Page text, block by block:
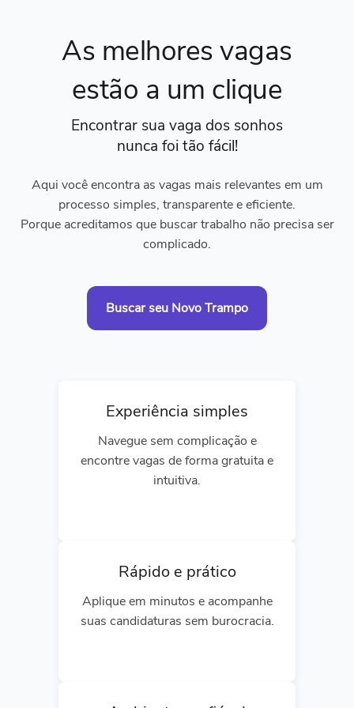
As melhores vagas
estão a um clique
Encontrar sua vaga dos sonhos
nunca foi tão fácil!
Aqui você encontra as vagas mais relevantes em um
processo simples, transparente e eficiente.
Porque acreditamos que buscar trabalho não precisa ser
complicado.
Buscar seu Novo Trampo
Experiência simples
Navegue sem complicação e
encontre vagas de forma gratuita e
intuitiva.
Rápido e prático
Aplique em minutos e acompanhe
suas candidaturas sem burocracia.